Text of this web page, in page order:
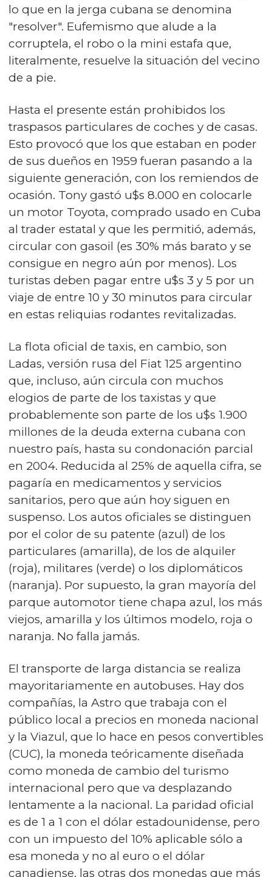
lo que en la jerga cubana se denomina
"resolver". Eufemismo que alude a la
corruptela, el robo o la mini estafa que,
literalmente, resuelve la situación del vecino
de a pie.
Hasta el presente están prohibidos los
traspasos particulares de coches y de casas.
Esto provocó que los que estaban en poder
de sus dueños en 1959 fueran pasando a la
siguiente generación, con los remiendos de
ocasión. Tony gastó u$s 8.000 en colocarle
un motor Toyota, comprado usado en Cuba
al trader estatal y que les permitió, además,
circular con gasoil (es 30% más barato y se
consigue en negro aún por menos). Los
turistas deben pagar entre u$s 3 y 5 por un
viaje de entre 10 y 30 minutos para circular
en estas reliquias rodantes revitalizadas.
La flota oficial de taxis, en cambio, son
Ladas, versión rusa del Fiat 125 argentino
que, incluso, aún circula con muchos
elogios de parte de los taxistas y que
probablemente son parte de los u$s 1.900
millones de la deuda externa cubana con
nuestro país, hasta su condonación parcial
en 2004. Reducida al 25% de aquella cifra, se
pagaría en medicamentos y servicios
sanitarios, pero que aún hoy siguen en
suspenso. Los autos oficiales se distinguen
por el color de su patente (azul) de los
particulares (amarilla), de los de alquiler
(roja), militares (verde) o los diplomáticos
(naranja). Por supuesto, la gran mayoría del
parque automotor tiene chapa azul, los más
viejos, amarilla y los últimos modelo, roja o
naranja. No falla jamás.
El transporte de larga distancia se realiza
mayoritariamente en autobuses. Hay dos
compañías, la Astro que trabaja con el
público local a precios en moneda nacional
y la Viazul, que lo hace en pesos convertibles
(CUC), la moneda teóricamente diseñada
como moneda de cambio del turismo
internacional pero que va desplazando
lentamente a la nacional. La paridad oficial
es de 1 a 1 con el dólar estadounidense, pero
con un impuesto del 10% aplicable sólo a
esa moneda y no al euro o el dólar
canadiense, las otras dos monedas que más